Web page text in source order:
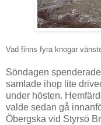
Vad finns fyra knogar
Söndagen
samlade ihop lite
under hösten.
valde sedan gå
Öbergska vid Styrsö